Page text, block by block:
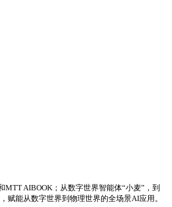
AIBOOK；从数字世界智能体“小麦”，到
赋能从数字世界到物理世界的全场景AI应用。